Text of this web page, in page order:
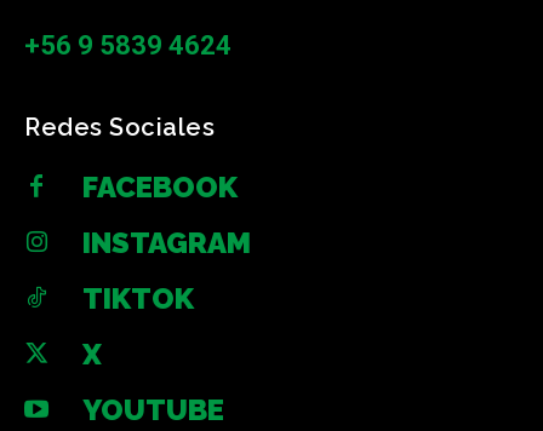
+56 9 5839 4624
Redes Sociales
FACEBOOK
INSTAGRAM
TIKTOK
X
YOUTUBE